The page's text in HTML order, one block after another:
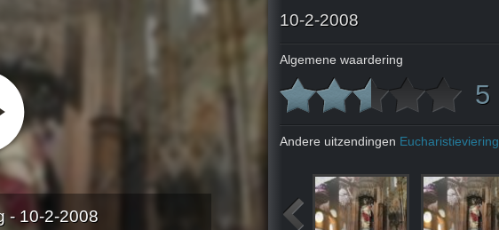
- 10-2-2008
10-2-2008
Algemene waardering
5
Andere uitzendingen Eucharistieviering